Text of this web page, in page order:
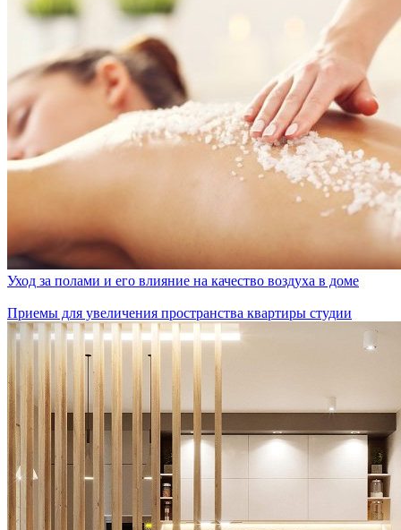
Уход за полами и его влияние на качество воздуха в доме
Приемы для увеличения пространства квартиры студии